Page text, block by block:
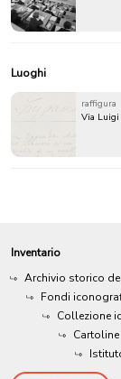
Luoghi
raffigura
Via Luigi
Inventario
Archivio storico
Fondi
Collezione